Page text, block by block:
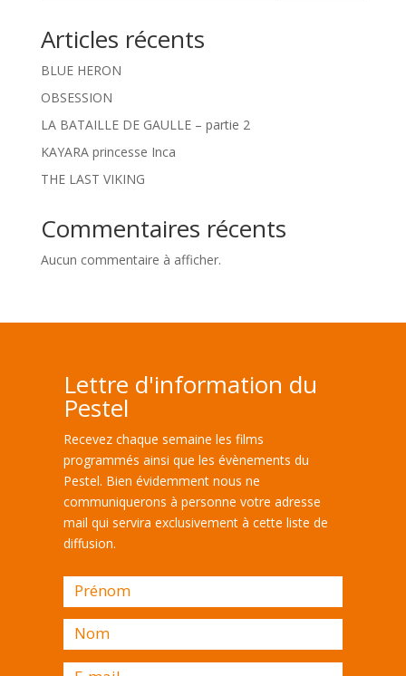
Articles récents
BLUE HERON
OBSESSION
LA BATAILLE DE GAULLE – partie 2
KAYARA princesse Inca
THE LAST VIKING
Commentaires récents
Aucun commentaire à afficher.
Lettre d'information du
Pestel
Recevez chaque semaine les films
programmés ainsi que les évènements du
Pestel. Bien évidemment nous ne
communiquerons à personne votre adresse
mail qui servira exclusivement à cette liste de
diffusion.